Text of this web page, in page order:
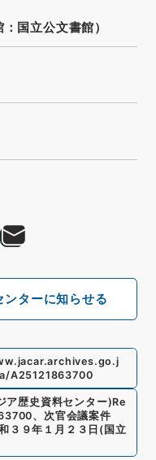
ターに知らせる
国立公文書館）
A25121863700
ア歴史資料センター)Re
、 次官会議案件
３９年１月２３日 ( 国立